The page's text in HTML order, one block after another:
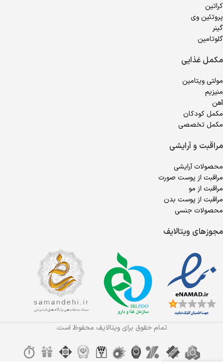
کراتین
پروتئین وی
گینر
گلوتامین
مکمل غذایی
مولتی ویتامین
منیزیم
آهن
مکمل کودکان
مکمل تخصصی
مراقبت و آرایشی
محصولات آرایشی
مراقبت از پوست صورت
مراقبت از مو
مراقبت از پوست بدن
محصولات جنسی
مجوزهای ویتالایف
تمام حقوق برای ویتالایف محفوظ است.